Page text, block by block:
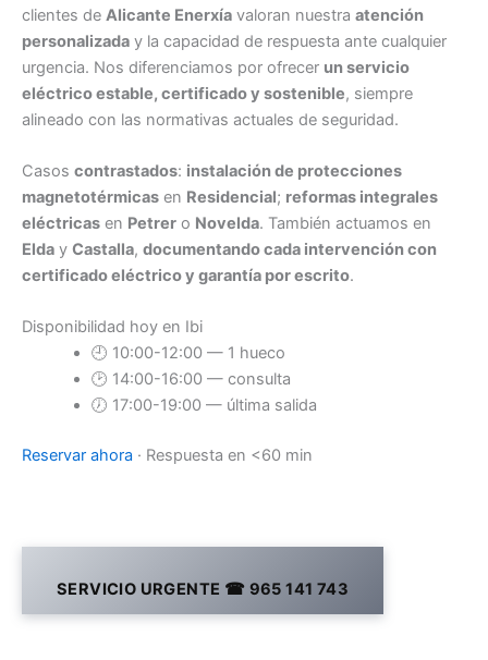
clientes de Alicante Enerxía valoran nuestra atención
personalizada y la capacidad de respuesta ante cualquier
urgencia. Nos diferenciamos por ofrecer un servicio
eléctrico estable, certificado y sostenible, siempre
alineado con las normativas actuales de seguridad.
Casos contrastados: instalación de protecciones
magnetotérmicas en Residencial; reformas integrales
eléctricas en Petrer o Novelda. También actuamos en
Elda y Castalla, documentando cada intervención con
certificado eléctrico y garantía por escrito.
Disponibilidad hoy en Ibi
🕘 10:00-12:00 — 1 hueco
🕑 14:00-16:00 — consulta
🕖 17:00-19:00 — última salida
Reservar ahora · Respuesta en <60 min
SERVICIO URGENTE ☎ 965 141 743